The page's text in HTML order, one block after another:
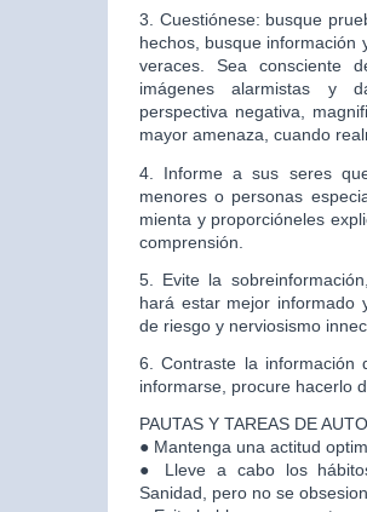
3. Cuestiónese: busque
hechos, busque información
veraces. Sea consciente
imágenes alarmistas y
perspectiva negativa,
mayor amenaza, cuando
4. Informe a sus seres
menores o personas
mienta y proporcióneles
comprensión.
5. Evite la
hará estar mejor informado
de riesgo y nerviosismo
6. Contraste la información
informarse, procure hacerlo
PAUTAS Y TAREAS DE
● Mantenga una actitud
● Lleve a cabo los
Sanidad, pero no se